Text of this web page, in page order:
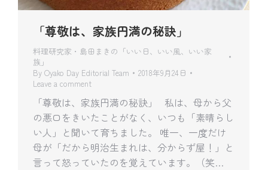
「尊敬は、家族円満の秘訣」
料理研究家・島田まきの「いい日、いい風、いい家
族」
By Oyako Day Editorial Team
2018年9月24日
Leave a comment
「尊敬は、家族円満の秘訣」 私は、母から父
の悪口をきいたことがなく、いつも「素晴らし
い人」と聞いて育ちました。 唯一、一度だけ
母が「だから明治生まれは、分からず屋！」と
言って怒っていたのを覚えています。（笑…